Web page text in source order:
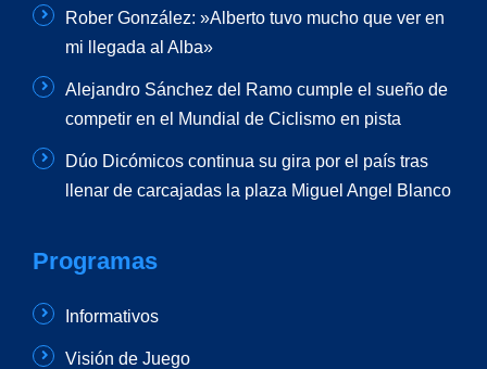
Rober González: »Alberto tuvo mucho que ver en
mi llegada al Alba»
Alejandro Sánchez del Ramo cumple el sueño de
competir en el Mundial de Ciclismo en pista
Dúo Dicómicos continua su gira por el país tras
llenar de carcajadas la plaza Miguel Angel Blanco
Programas
Informativos
Visión de Juego